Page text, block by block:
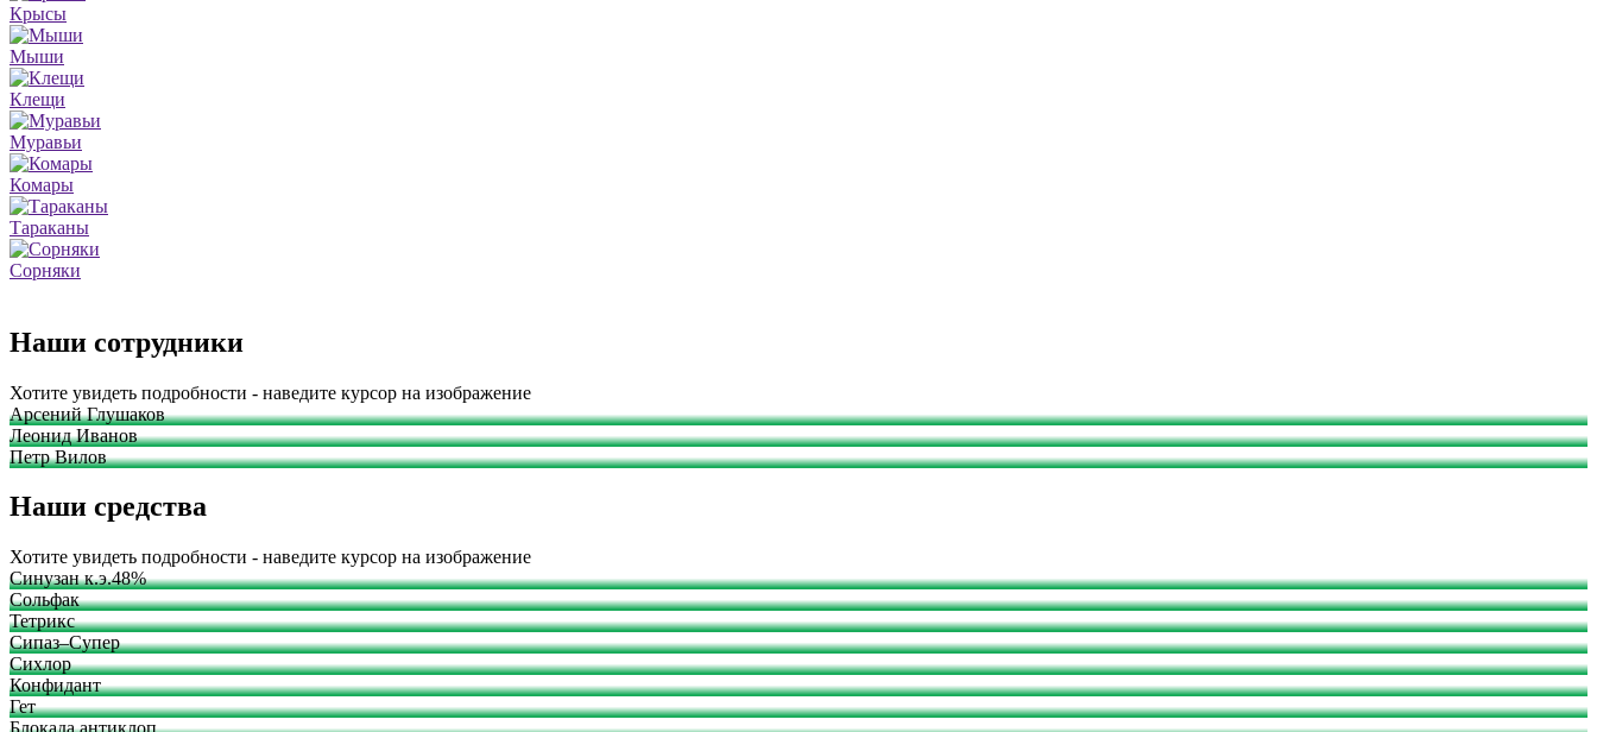
Крысы
Мыши
Клещи
Муравьи
Комары
Тараканы
Сорняки
Наши сотрудники
Хотите увидеть подробности - наведите курсор на изображение
Арсений Глушаков
Леонид Иванов
Петр Вилов
Наши средства
Хотите увидеть подробности - наведите курсор на изображение
Синузан к.э.48%
Сольфак
Тетрикс
Сипаз–Супер
Сихлор
Конфидант
Гет